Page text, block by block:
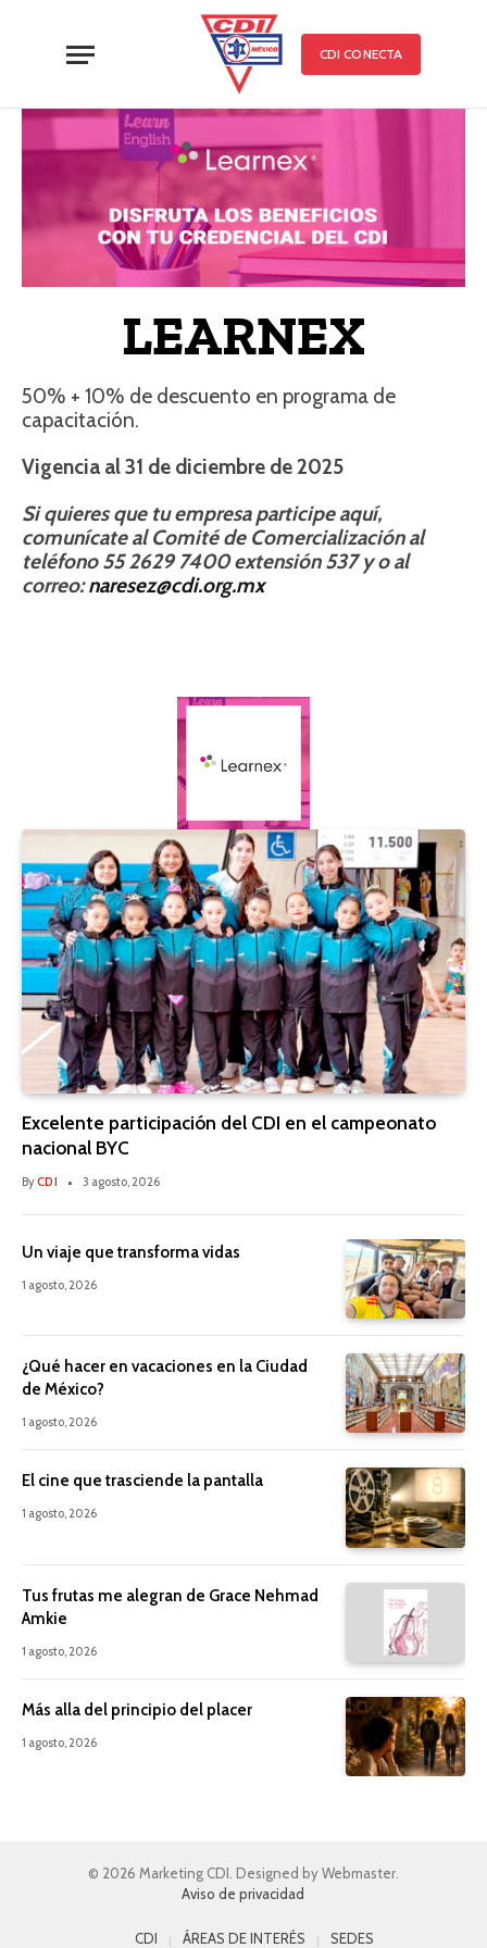
CDI CONECTA
LEARNEX
50% + 10% de descuento en programa de
capacitación.
Vigencia al 31 de diciembre de 2025
Si quieres que tu empresa participe aquí,
comunícate al Comité de Comercialización al
teléfono 55 2629 7400 extensión 537 y o al
correo:naresez@cdi.org.mx
Excelente participación del CDI en el campeonato
nacional BYC
ByCDI 3 agosto, 2026
Un viaje que transforma vidas
1 agosto, 2026
¿Qué hacer en vacaciones en la Ciudad
de México?
1 agosto, 2026
El cine que trasciende la pantalla
1 agosto, 2026
Tus frutas me alegran de Grace Nehmad
Amkie
1 agosto, 2026
Más alla del principio del placer
1 agosto, 2026
© 2026 Marketing CDI. Designed by Webmaster.
Aviso de privacidad
CDI ÁREAS DE INTERÉS SEDES